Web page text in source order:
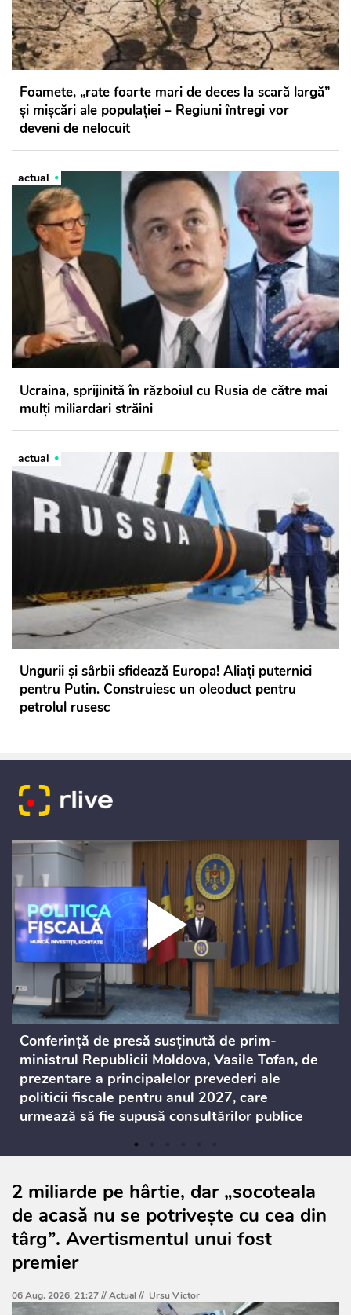
Foamete, „rate foarte mari de deces la scară largă”
şi mişcări ale populaţiei – Regiuni întregi vor
deveni de nelocuit
actual
Ucraina, sprijinită în războiul cu Rusia de către mai
mulţi miliardari străini
actual
Ungurii și sârbii sfidează Europa! Aliați puternici
pentru Putin. Construiesc un oleoduct pentru
petrolul rusesc
Conferință de presă susținută de prim-
ministrul Republicii Moldova, Vasile Tofan, de
prezentare a principalelor prevederi ale
politicii fiscale pentru anul 2027, care
urmează să fie supusă consultărilor publice
2 miliarde pe hârtie, dar „socoteala
de acasă nu se potrivește cu cea din
târg”. Avertismentul unui fost
premier
06 Aug. 2026, 21:27 //Actual// Ursu Victor